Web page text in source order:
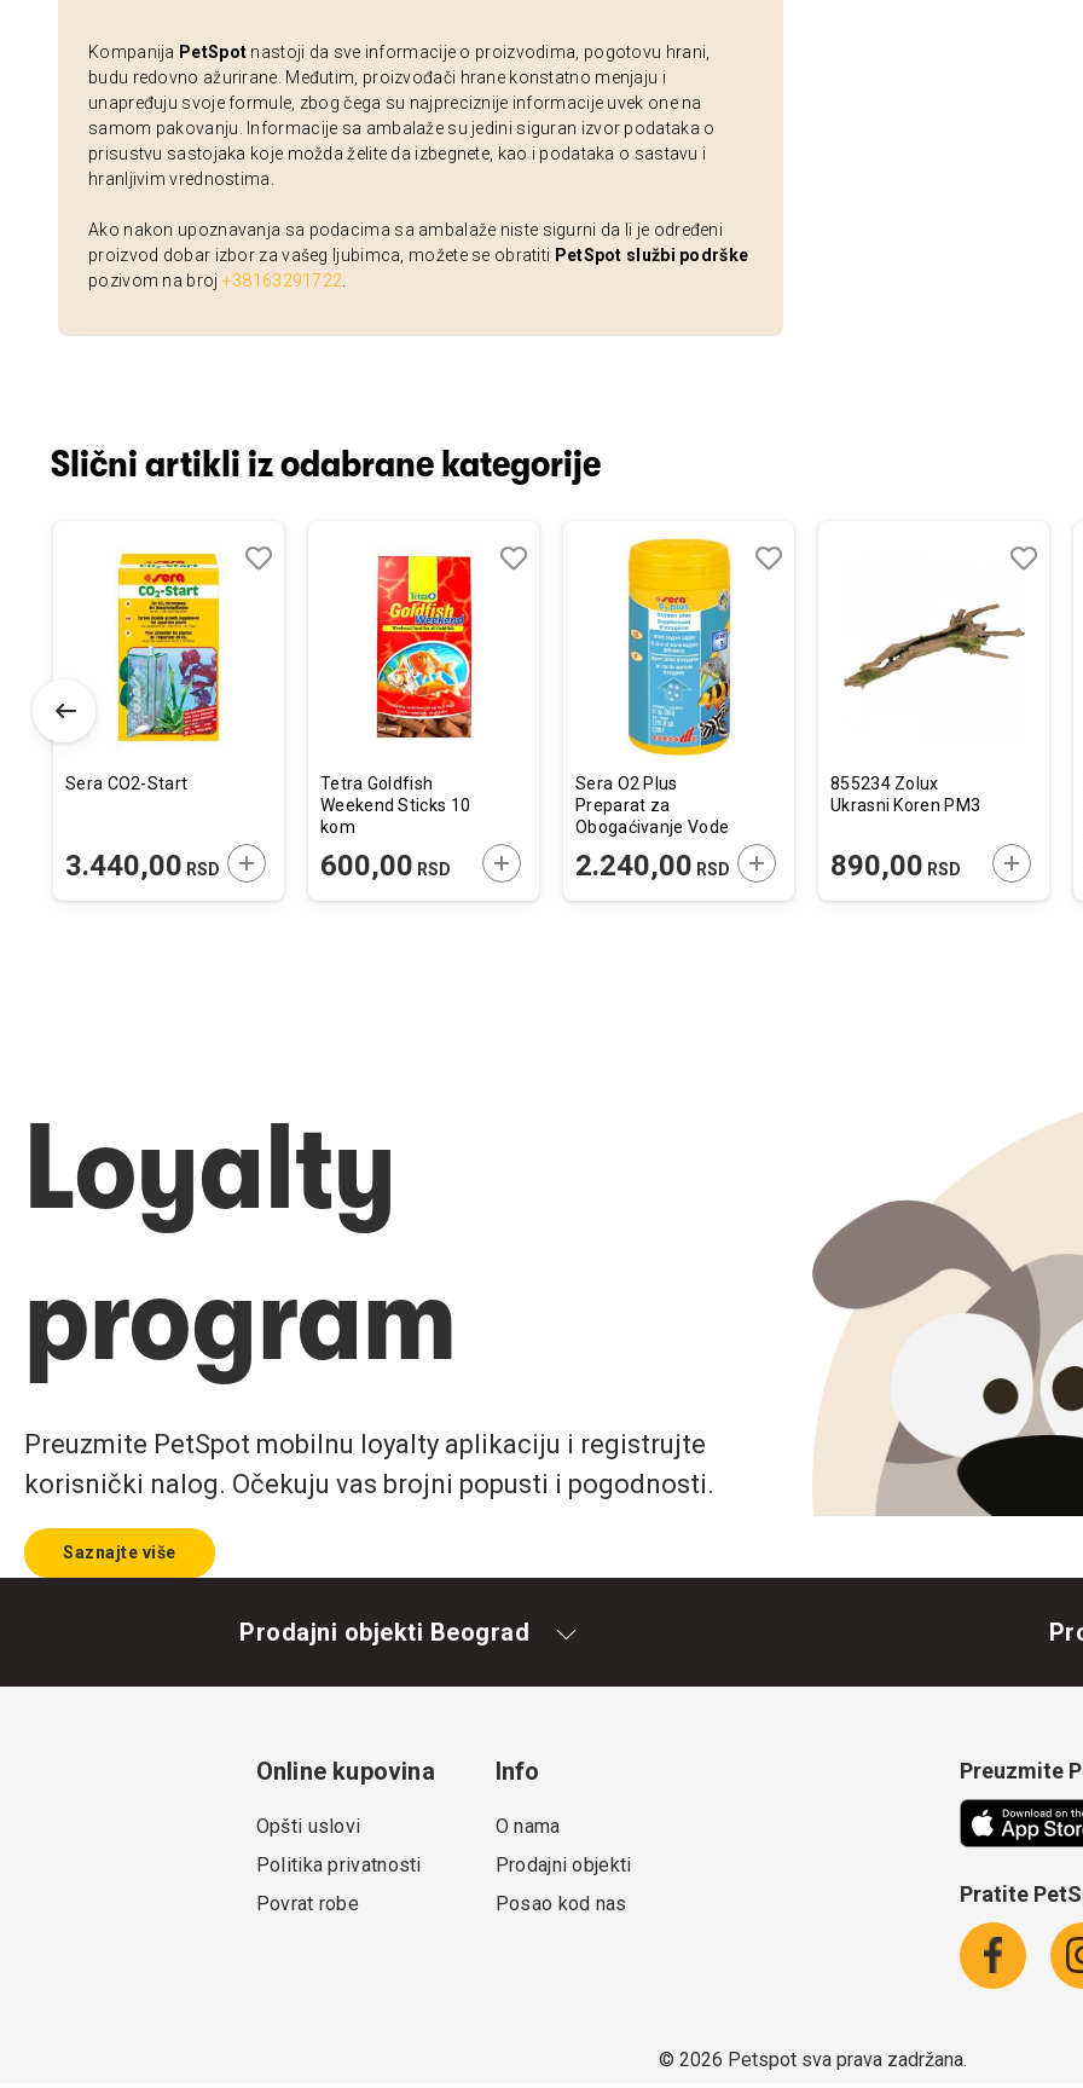
Kompanija PetSpot nastoji da sve informacije o proizvodima, pogotovu hrani,
budu redovno ažurirane. Međutim, proizvođači hrane konstatno menjaju i
unapređuju svoje formule, zbog čega su najpreciznije informacije uvek one na
samom pakovanju. Informacije sa ambalaže su jedini siguran izvor podataka o
prisustvu sastojaka koje možda želite da izbegnete, kao i podataka o sastavu i
hranljivim vrednostima.
Ako nakon upoznavanja sa podacima sa ambalaže niste sigurni da li je određeni
proizvod dobar izbor za vašeg ljubimca, možete se obratiti PetSpot službi podrške
pozivom na broj +38163291722
Slični artikli iz odabrane kategorije
U KORPU
Sera CO2-Start
3.440,00 RSD DODAJTE U KORPU
Tetra Goldfish
Weekend Sticks 10
kom
600,00 RSD DODAJTE U KORPU
Sera O2 Plus
Preparat za
Obogaćivanje Vode
2.240,00 RSD DODAJTE U KORPU
855234 Zolux
Ukrasni Koren PM3
890,00 RSD
listu
Loyalty
program
Preuzmite PetSpot mobilnu loyalty aplikaciju i registrujte
korisnički nalog. Očekuju vas brojni popusti i pogodnosti.
Saznajte više
Prodajni objekti Beograd
Online kupovina
Opšti uslovi
Politika privatnosti
Povrat robe
Info
O nama
Prodajni objekti
Posao kod nas
Preuzmite
Pratite
© 2026 Petspot sva prava zadržana.